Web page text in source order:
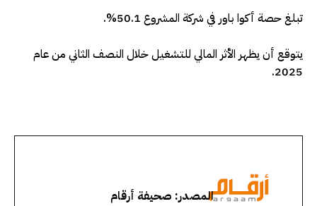
تبلغ حصة أكوا باور في شركة المشروع 50.1%.
يتوقع أن يظهر الأثر المالي للتشغيل خلال النصف الثاني من عام
2025.
المصدر: صحيفة أرقام